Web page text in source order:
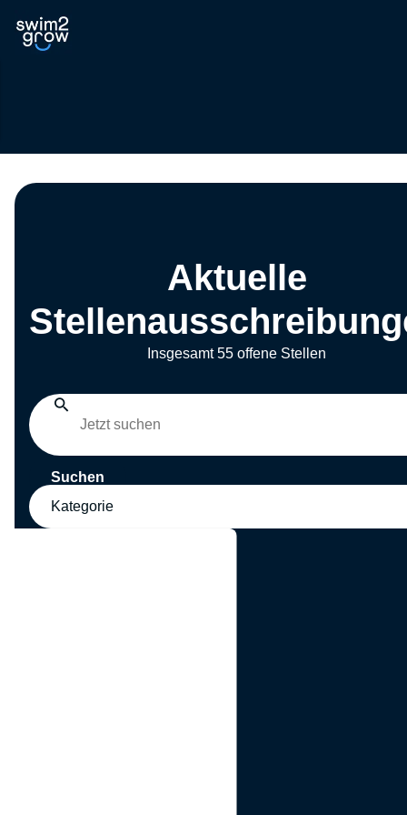
Aktuelle
Insgesamt 55 offene Stellen
Suchen
Kategorie